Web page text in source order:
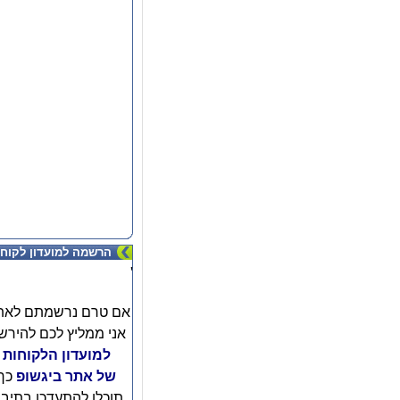
הרשמה למועדון
'
אם טרם נרשמתם
אני ממליץ לכם
למועדון הלקוחות
של אתר ביגשופ